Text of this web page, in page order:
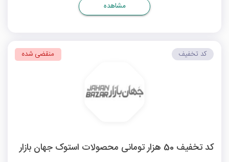
مشاهده
کد تخفیف 50 هزار تومانی محصولات استوک جهان بازار
کد تخفیف منقضی شده